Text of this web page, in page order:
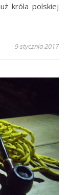
króla polskiej
9 stycznia 2017